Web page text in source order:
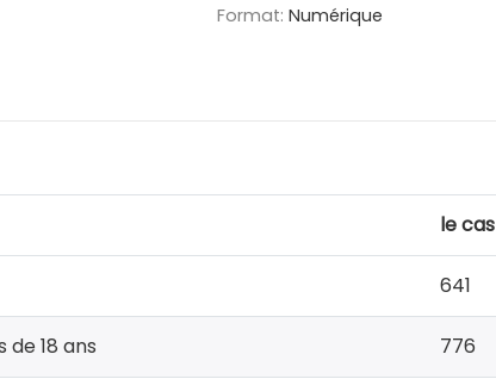
Format: Numérique
le cas
641
de 18 ans 776